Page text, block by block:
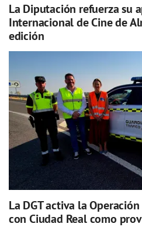
La Diputación refuerza su
Internacional de Cine de
edición
La DGT activa la
con Ciudad Real como